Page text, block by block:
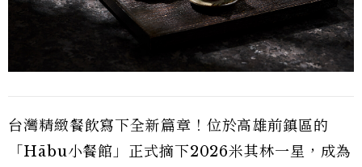
台灣精緻餐飲寫下全新篇章！位於高雄前鎮區的
「Hābu小餐館」正式摘下2026米其林一星，成為